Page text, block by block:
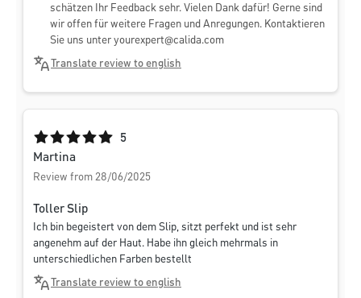
schätzen Ihr Feedback sehr. Vielen Dank dafür! Gerne sind
wir offen für weitere Fragen und Anregungen. Kontaktieren
Sie uns unter yourexpert@calida.com
Translate review to english
Average rating of 5 out of 5 stars
5
Martina
Review from 28/06/2025
Toller Slip
Ich bin begeistert von dem Slip, sitzt perfekt und ist sehr
angenehm auf der Haut. Habe ihn gleich mehrmals in
unterschiedlichen Farben bestellt
Translate review to english